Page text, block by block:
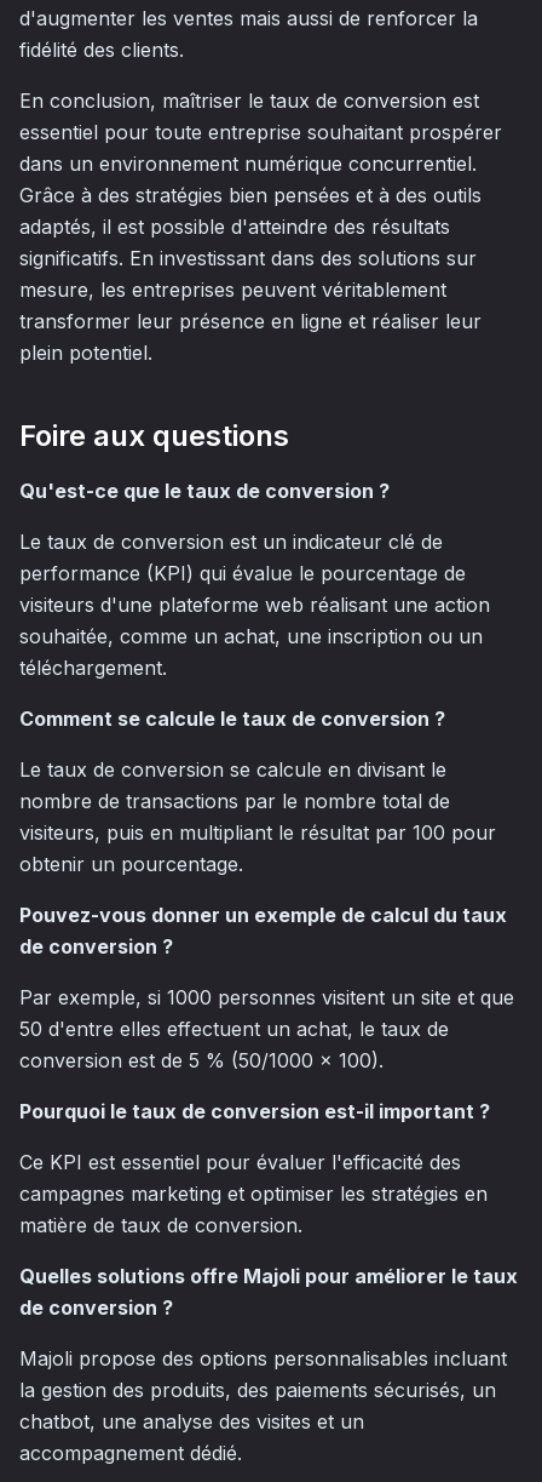
d'augmenter les ventes mais aussi de renforcer la
fidélité des clients.
En conclusion, maîtriser le taux de conversion est
essentiel pour toute entreprise souhaitant prospérer
dans un environnement numérique concurrentiel.
Grâce à des stratégies bien pensées et à des outils
adaptés, il est possible d'atteindre des résultats
significatifs. En investissant dans des solutions sur
mesure, les entreprises peuvent véritablement
transformer leur présence en ligne et réaliser leur
plein potentiel.
Foire aux questions
Qu'est-ce que le taux de conversion ?
Le taux de conversion est un indicateur clé de
performance (KPI) qui évalue le pourcentage de
visiteurs d'une plateforme web réalisant une action
souhaitée, comme un achat, une inscription ou un
téléchargement.
Comment se calcule le taux de conversion ?
Le taux de conversion se calcule en divisant le
nombre de transactions par le nombre total de
visiteurs, puis en multipliant le résultat par 100 pour
obtenir un pourcentage.
Pouvez-vous donner un exemple de calcul du taux
de conversion ?
Par exemple, si 1000 personnes visitent un site et que
50 d'entre elles effectuent un achat, le taux de
conversion est de 5 % (50/1000 x 100).
Pourquoi le taux de conversion est-il important ?
Ce KPI est essentiel pour évaluer l'efficacité des
campagnes marketing et optimiser les stratégies en
matière de taux de conversion.
Quelles solutions offre Majoli pour améliorer le taux
de conversion ?
Majoli propose des options personnalisables incluant
la gestion des produits, des paiements sécurisés, un
chatbot, une analyse des visites et un
accompagnement dédié.